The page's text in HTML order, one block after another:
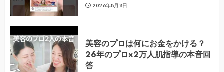
2026年8月8日
美容のプロは何にお金をかける？
26年のプロ×2万人肌指導の本音回
答